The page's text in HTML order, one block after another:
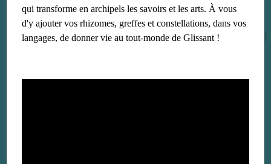
qui transforme en archipels les savoirs et les arts. À vous
d'y ajouter vos rhizomes, greffes et constellations, dans vos
langages, de donner vie au tout-monde de Glissant !